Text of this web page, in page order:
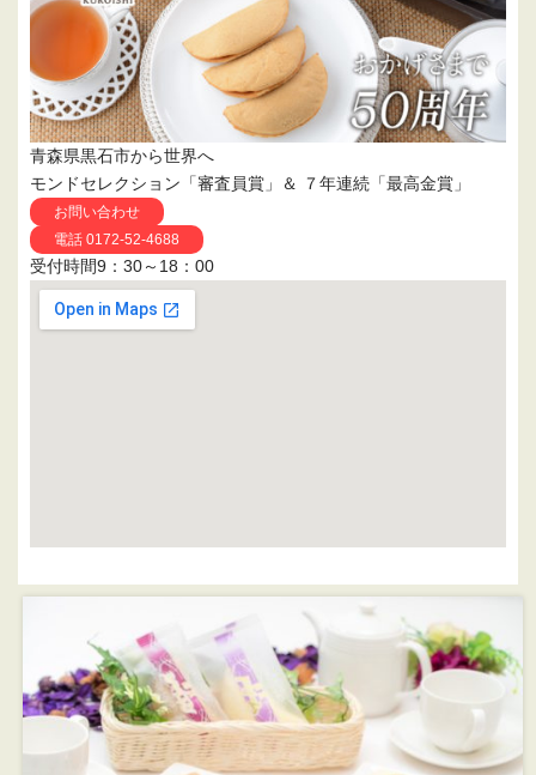
青森県黒石市から世界へ
モンドセレクション「審査員賞」＆ ７年連続「最高金賞」
お問い合わせ
電話 0172-52-4688
受付時間9：30～18：00